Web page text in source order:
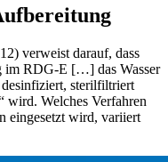
verweist darauf, dass
im RDG-E […] das Wasser
sterilfiltriert
wird. Welches Verfahren
eingesetzt wird, variiert